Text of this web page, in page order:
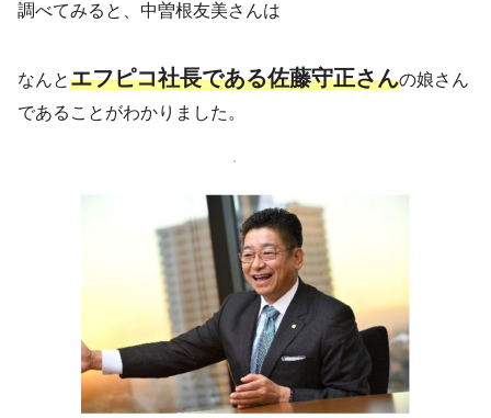
調べてみると、中曽根友美さんは
なんとエフピコ社長である佐藤守正さんの娘さん
であることがわかりました。